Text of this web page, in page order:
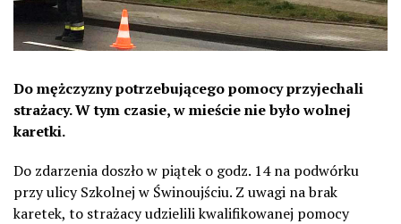
Do mężczyzny potrzebującego pomocy przyjechali
strażacy. W tym czasie, w mieście nie było wolnej
karetki.
Do zdarzenia doszło w piątek o godz. 14 na podwórku
przy ulicy Szkolnej w Świnoujściu. Z uwagi na brak
karetek, to strażacy udzielili kwalifikowanej pomocy